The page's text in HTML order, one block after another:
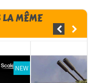
MÊME
NEW